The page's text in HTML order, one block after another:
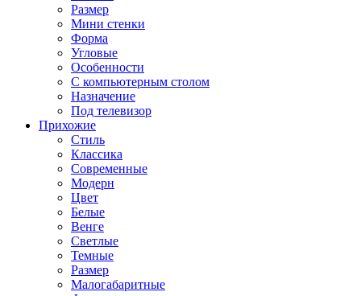
Размер
Мини стенки
Форма
Угловые
Особенности
С компьютерным столом
Назначение
Под телевизор
Прихожие
Стиль
Классика
Современные
Модерн
Цвет
Белые
Венге
Светлые
Темные
Размер
Малогабаритные